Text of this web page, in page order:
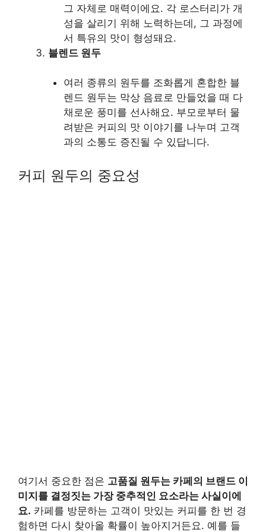
그 자체로 매력이에요. 각 로스터리가 개
성을 살리기 위해 노력하는데, 그 과정에
서 특유의 맛이 형성돼요.
블렌드 원두
여러 종류의 원두를 조화롭게 혼합한 블
렌드 원두는 막상 음료로 만들었을 때 다
채로운 풍미를 선사해요. 부모로부터 물
려받은 커피의 맛 이야기를 나누며 고객
과의 소통도 증진될 수 있답니다.
커피 원두의 중요성
여기서 중요한 점은 고품질 원두는 카페의 브랜드 이
미지를 결정짓는 가장 중추적인 요소라는 사실이에
요. 카페를 방문하는 고객이 맛있는 커피를 한 번 경
험하면 다시 찾아올 확률이 높아지거든요. 예를 들